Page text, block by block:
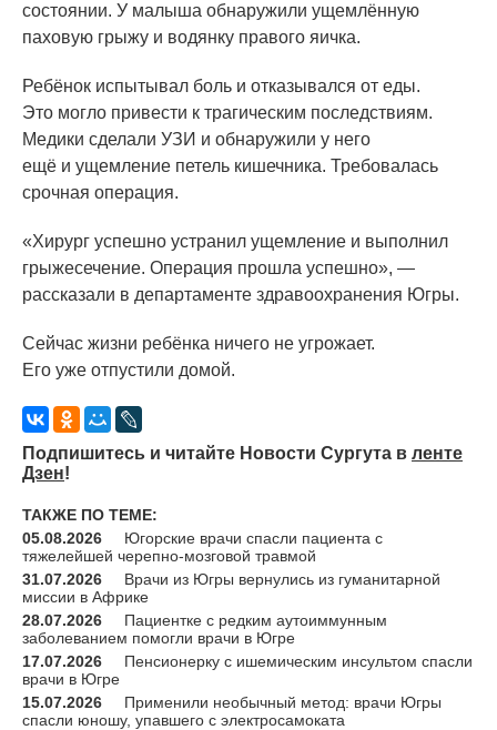
состоянии. У малыша обнаружили ущемлённую
паховую грыжу и водянку правого яичка.
Ребёнок испытывал боль и отказывался от еды.
Это могло привести к трагическим последствиям.
Медики сделали УЗИ и обнаружили у него
ещё и ущемление петель кишечника. Требовалась
срочная операция.
«Хирург успешно устранил ущемление и выполнил
грыжесечение. Операция прошла успешно», —
рассказали в департаменте здравоохранения Югры.
Сейчас жизни ребёнка ничего не угрожает.
Его уже отпустили домой.
Подпишитесь и читайте Новости Сургута в ленте
Дзен!
ТАКЖЕ ПО ТЕМЕ:
05.08.2026
Югорские врачи спасли пациента с
тяжелейшей черепно-мозговой травмой
31.07.2026
Врачи из Югры вернулись из гуманитарной
миссии в Африке
28.07.2026
Пациентке с редким аутоиммунным
заболеванием помогли врачи в Югре
17.07.2026
Пенсионерку с ишемическим инсультом спасли
врачи в Югре
15.07.2026
Применили необычный метод: врачи Югры
спасли юношу, упавшего с электросамоката